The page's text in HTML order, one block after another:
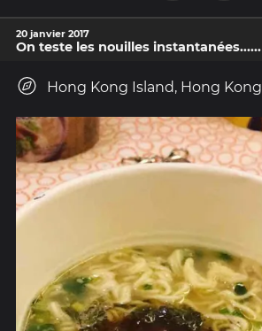
20 janvier 2017
On teste les nouilles instantanées......
Hong Kong Island, Hong Kong